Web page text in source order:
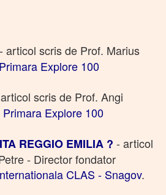
- articol scris de Prof. Marius
Explore 100
scris de Prof. Angi
Primara Explore 100
REGGIO EMILIA ? - articol
- Director fondator
CLAS - Snagov.